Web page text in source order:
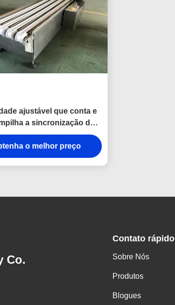
ajustável que conta e
a sincronização do
pelo sensor de
proximidade
o melhor preço
Co.
Contato rápido
Sobre Nós
Produtos
Blogues